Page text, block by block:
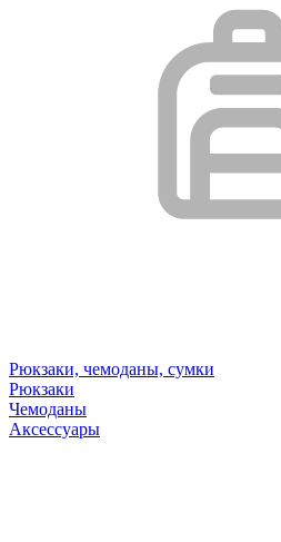
Рюкзаки, чемоданы, сумки
Рюкзаки
Чемоданы
Аксессуары